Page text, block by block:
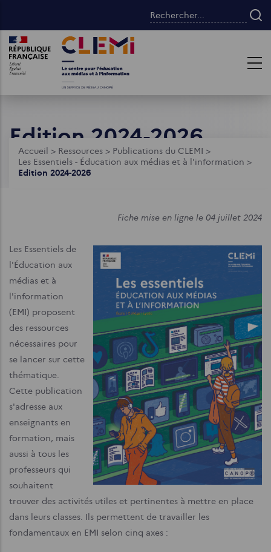
contenu
principal
Rechercher...
Images Images
Edition 2024-2026
Fil
d'Ariane
Accueil > Ressources > Publications du CLEMI >
Les Essentiels - Éducation aux médias et à l'information >
Edition 2024-2026
Fiche mise en ligne le 04 juillet 2024
Les Essentiels de
l'Éducation aux
médias et à
l'information
(EMI) proposent
des ressources
nécessaires pour
se lancer sur cette
thématique.
Cette publication
s'adresse aux
enseignants en
formation, mais
aussi à tous les
professeurs qui
souhaitent
trouver des activités utiles et pertinentes à mettre en place
dans leurs classes. Ils permettent de travailler les
fondamentaux en EMI selon cinq axes :